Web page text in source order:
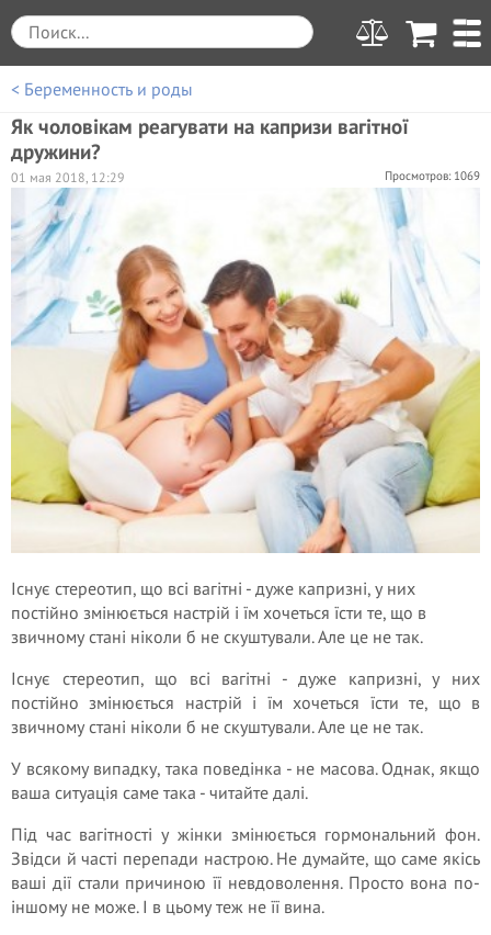
< Беременность и роды
Як чоловікам реагувати на капризи вагітної
дружини?
Просмотров: 1069
01 мая 2018, 12:29
Існує стереотип, що всі вагітні - дуже капризні, у них
постійно змінюється настрій і їм хочеться їсти те, що в
звичному стані ніколи б не скуштували. Але це не так.
Існує стереотип, що всі вагітні - дуже капризні, у них
постійно змінюється настрій і їм хочеться їсти те, що в
звичному стані ніколи б не скуштували. Але це не так.
У всякому випадку, така поведінка - не масова. Однак, якщо
ваша ситуація саме така - читайте далі.
Під час вагітності у жінки змінюється гормональний фон.
Звідси й часті перепади настрою. Не думайте, що саме якісь
ваші дії стали причиною її невдоволення. Просто вона по-
іншому не може. І в цьому теж не її вина.